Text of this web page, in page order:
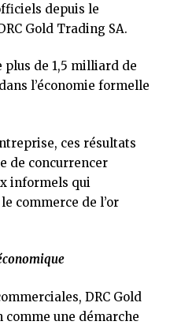
depuis le
Gold Trading SA.
de 1,5 milliard de
l’économie formelle
ces résultats
de concurrencer
informels qui
commerce de l’or
DRC Gold
une démarche